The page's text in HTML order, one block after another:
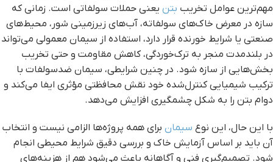
مهم‌ترین عوامل تخریب بتن یعنی حملات سولفاتی است. زمانی که
سازه در معرض خاک‌های سولفاته، آب‌های زیرزمینی شور، محیط‌های
صنعتی یا شرایط خورنده قرار دارد، استفاده از سیمان معمولی می‌تواند
در بلندمدت منجر به ترک‌خوردگی، کاهش مقاومت و حتی تخریب
بخش‌هایی از سازه شود. در چنین شرایطی، سیمان ضدسولفات با
ترکیب شیمیایی کنترل‌شده خود نقش محافظتی مؤثری ایفا می‌کند و
دوام بتن را به شکل چشمگیری افزایش می‌دهد.
با این حال، این نوع سیمان برای همه پروژه‌ها الزامی نیست و انتخاب
آن باید بر اساس آزمایش خاک و بررسی دقیق شرایط محیطی انجام
شود. تصمیم‌گیری فنی و آگاهانه باعث می‌شود هم از هزینه‌های